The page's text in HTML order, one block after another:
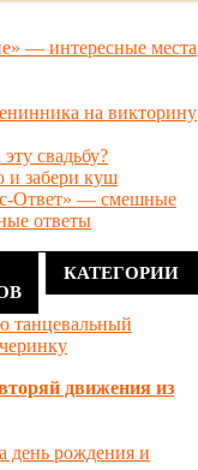
— интересные места
на викторину
свадьбу?
забери куш
Ответ» — смешные
ответы
КАТЕГОРИИ
движения из
день рождения и